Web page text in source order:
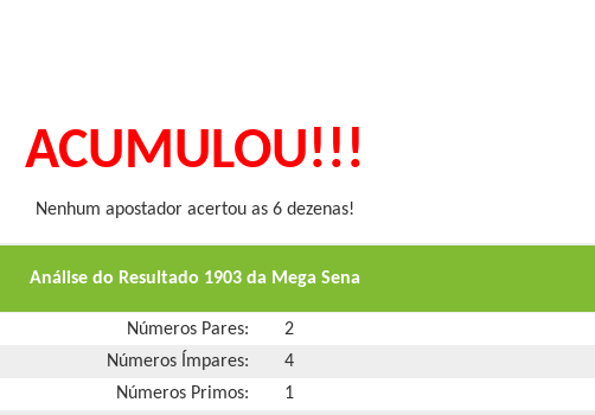
ACUMULOU!!!
Nenhum apostador acertou as 6 dezenas!
Análise do Resultado 1903 da Mega Sena
Números Pares:
2
Números Ímpares:
4
Números Primos:
1